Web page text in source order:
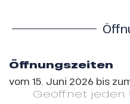
Öffnungszeiten
vom 15. Juni 2026 bis
Geöffnet jeden